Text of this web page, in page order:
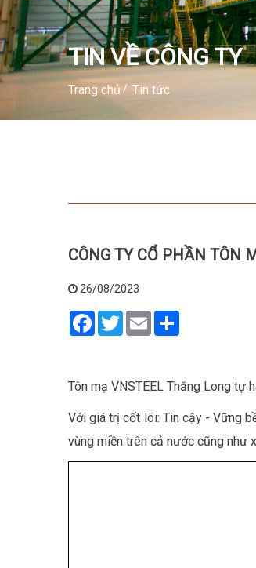
TIN VỀ CÔNG TY
Trang chủ Tin tức
CÔNG TY CỔ PHẦN TÔN
26/08/2023
Facebook
TwitterEmail
Tôn mạ VNSTEEL Thăng Long tự
Với giá trị cốt lõi: Tin cậy - Vững
vùng miền trên cả nước cũng như